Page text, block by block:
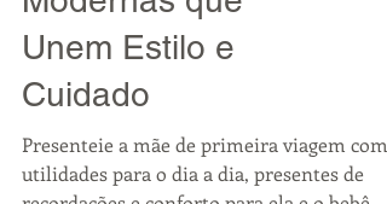
Modernas que
Unem Estilo e
Cuidado
Presenteie a mãe de primeira viagem com